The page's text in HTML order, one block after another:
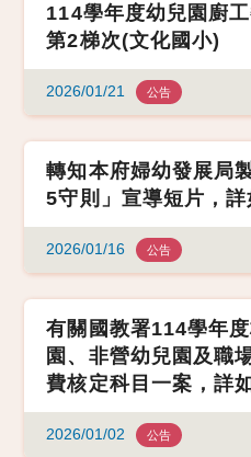
114學年度幼兒園廚
第2梯次(文化國小)
2026/01/21 公告
轉知本府婦幼發展局
5守則」宣導短片，詳
2026/01/16 公告
有關國教署114學年
園、非營幼兒園及職
費核定科目一案，詳
2026/01/02 公告